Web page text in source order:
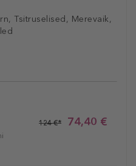
Tsitruselised, Merevaik,
74,40 €
124 €*